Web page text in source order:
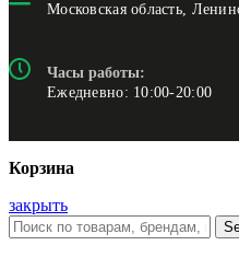
Московская область,
Часы работы:
Ежедневно: 10:00-20:00
Корзина
закрыть